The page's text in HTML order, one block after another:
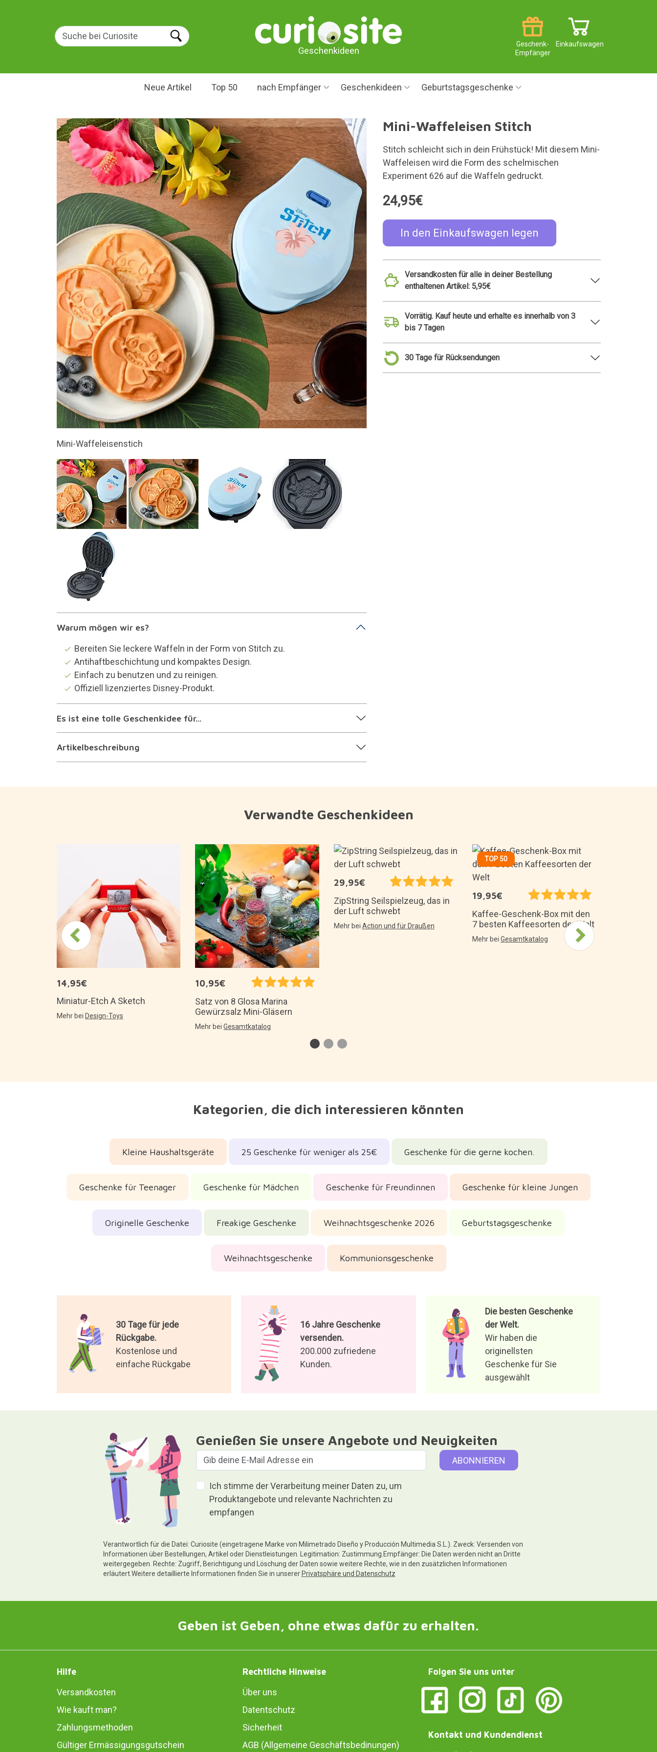
Geschenkideen
Einkaufswagen
Geschenk-
Empfänger
Neue Artikel Top 50 nach Empfänger Geschenkideen Geburtstagsgeschenke
Waffeln in der Form von Stitch zubereiten
Mini-Waffeleisen Stitch
Stitch schleicht sich in dein Frühstück! Mit diesem Mini-
Waffeleisen wird die Form des schelmischen
Experiment 626 auf die Waffeln gedruckt.
24,95€
In den Einkaufswagen legen
Versandkosten für alle in deiner Bestellung
enthaltenen Artikel: 5,95€
Vorrätig. Kauf heute und erhalte es innerhalb von 3
bis 7 Tagen
30 Tage für Rücksendungen
Warum mögen wir es?
Bereiten Sie leckere Waffeln in der Form von Stitch zu.
Antihaftbeschichtung und kompaktes Design.
Einfach zu benutzen und zu reinigen.
Offiziell lizenziertes Disney-Produkt.
Es ist eine tolle Geschenkidee für...
Artikelbeschreibung
Verwandte Geschenkideen
14,95€
Miniatur-Etch A Sketch
Mehr bei Design-Toys
10,95€
Satz von 8 Glosa Marina
Gewürzsalz Mini-Gläsern
Mehr beiGesamtkatalog
29,95€
ZipString Seilspielzeug, das in
der Luft schwebt
Mehr bei Action und für Draußen
TOP 50
19,95€
Kaffee-Geschenk-Box mit den
7 besten Kaffeesorten der Welt
Mehr bei Gesamtkatalog
Kategorien, die dich interessieren könnten
Kleine Haushaltsgeräte 25 Geschenke für weniger als 25€ Geschenke für die gerne kochen.
Geschenke für Teenager Geschenke für Mädchen Geschenke für Freundinnen Geschenke für kleine Jungen
Originelle Geschenke Freakige Geschenke Weihnachtsgeschenke 2026 Geburtstagsgeschenke
Weihnachtsgeschenke Kommunionsgeschenke
30 Tage für jede
Rückgabe.
Kostenlose und
einfache Rückgabe
16 Jahre Geschenke
versenden.
200.000 zufriedene
Kunden.
Die besten Geschenke
der Welt.
Wir haben die
originellsten
Geschenke für Sie
ausgewählt
Genießen Sie unsere Angebote und Neuigkeiten
Ich stimme der Verarbeitung meiner Daten zu, um
Produktangebote und relevante Nachrichten zu
empfangen
Verantwortlich für die Datei: Curiosite (eingetragene Marke von Milimetrado Diseño y Producción Multimedia S.L.). Zweck: Versenden von
Informationen über Bestellungen, Artikel oder Dienstleistungen. Legitimation: Zustimmung.Empfänger: Die Daten werden nicht an Dritte
weitergegeben. Rechte: Zugriff, Berichtigung und Löschung der Daten sowie weitere Rechte, wie in den zusätzlichen Informationen
erläutert.Weitere detaillierte Informationen finden Sie in unserer Privatsphäre und Datenschutz
Geben ist Geben, ohne etwas dafür zu erhalten.
Hilfe
Versandkosten
Wie kauft man?
Zahlungsmethoden
Gültiger Ermässigungsgutschein
Rechtliche Hinweise
Über uns
Datentschutz
Sicherheit
AGB (Allgemeine Geschäftsbedinungen)
Folgen Sie uns unter
Kontakt und Kundendienst